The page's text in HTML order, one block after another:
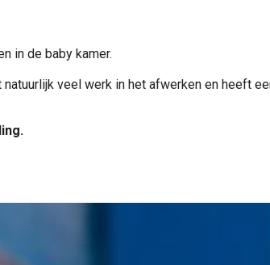
in de baby kamer.
veel werk in het afwerken en heeft